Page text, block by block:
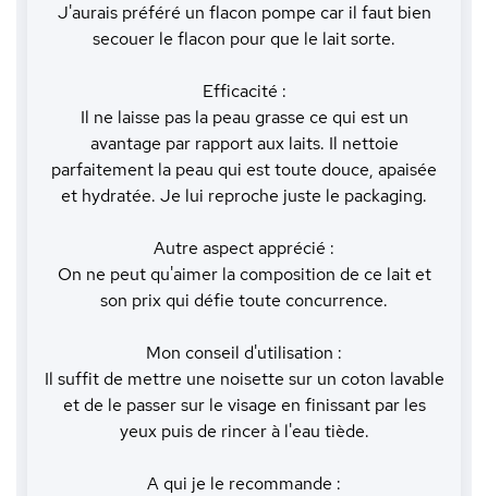
J'aurais préféré un flacon pompe car il faut bien
secouer le flacon pour que le lait sorte.
Efficacité :
Il ne laisse pas la peau grasse ce qui est un
avantage par rapport aux laits. Il nettoie
parfaitement la peau qui est toute douce, apaisée
et hydratée. Je lui reproche juste le packaging.
Autre aspect apprécié :
On ne peut qu'aimer la composition de ce lait et
son prix qui défie toute concurrence.
Mon conseil d'utilisation :
Il suffit de mettre une noisette sur un coton lavable
et de le passer sur le visage en finissant par les
yeux puis de rincer à l'eau tiède.
A qui je le recommande :